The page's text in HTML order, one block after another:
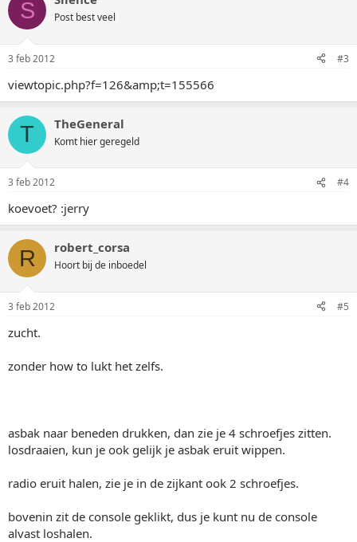
S Post best veel
3 feb 2012 #3
viewtopic.php?f=126&amp;t=155566
T TheGeneral
Komt hier geregeld
3 feb 2012 #4
koevoet? :jerry
R robert_corsa
Hoort bij de inboedel
3 feb 2012 #5
zucht.
zonder how to lukt het zelfs.
asbak naar beneden drukken, dan zie je 4 schroefjes zitten.
losdraaien, kun je ook gelijk je asbak eruit wippen.
radio eruit halen, zie je in de zijkant ook 2 schroefjes.
bovenin zit de console geklikt, dus je kunt nu de console
alvast loshalen.